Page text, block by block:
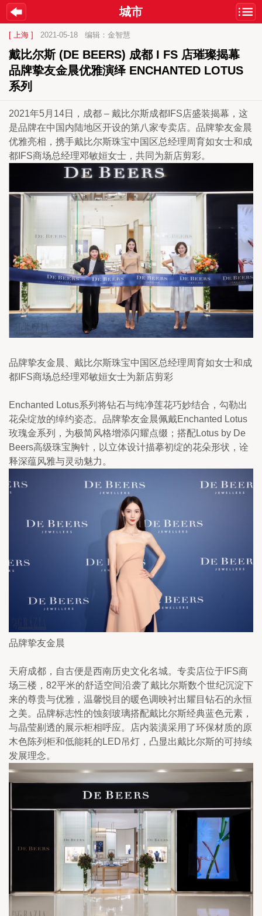
城市
[ 上海 ] 2021-05-18 编辑：金智慧
戴比尔斯 (DE BEERS) 成都 I FS 店璀璨揭幕
品牌挚友金晨优雅演绎 ENCHANTED LOTUS
系列
2021年5月14日，成都 – 戴比尔斯成都IFS店盛装揭幕，这
是品牌在中国内陆地区开设的第八家专卖店。品牌挚友金晨
优雅亮相，携手戴比尔斯珠宝中国区总经理周育如女士和成
都IFS商场总经理邓敏姮女士，共同为新店剪彩。
品牌挚友金晨、戴比尔斯珠宝中国区总经理周育如女士和成
都IFS商场总经理邓敏姮女士为新店剪彩
Enchanted Lotus系列将钻石与纯净莲花巧妙结合，勾勒出
花朵绽放的绰约姿态。品牌挚友金晨佩戴Enchanted Lotus
玫瑰金系列，为极简风格增添闪耀点缀；搭配Lotus by De
Beers高级珠宝胸针，以立体设计描摹初绽的花朵形状，诠
释深蕴风雅与灵动魅力。
品牌挚友金晨
天府成都，自古便是西南历史文化名城。专卖店位于IFS商
场三楼，82平米的舒适空间沿袭了戴比尔斯数个世纪沉淀下
来的尊贵与优雅，温馨悦目的暖色调映衬出耀目钻石的永恒
之美。品牌标志性的蚀刻玻璃搭配戴比尔斯经典蓝色元素，
与晶莹剔透的展示柜相呼应。店内装潢采用了环保材质的原
木色陈列柜和低能耗的LED吊灯，凸显出戴比尔斯的可持续
发展理念。